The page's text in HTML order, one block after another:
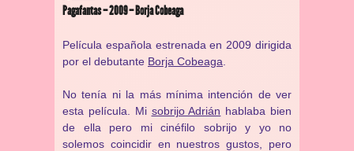
Pagafantas – 2009 – Borja Cobeaga
Película española estrenada en 2009 dirigida
por el debutante Borja Cobeaga
No tenía ni la más mínima intención de ver
esta película. Mi sobrijo Adrián hablaba bien
de ella pero mi cinéfilo sobrijo y yo no
solemos coincidir en nuestros gustos, pero